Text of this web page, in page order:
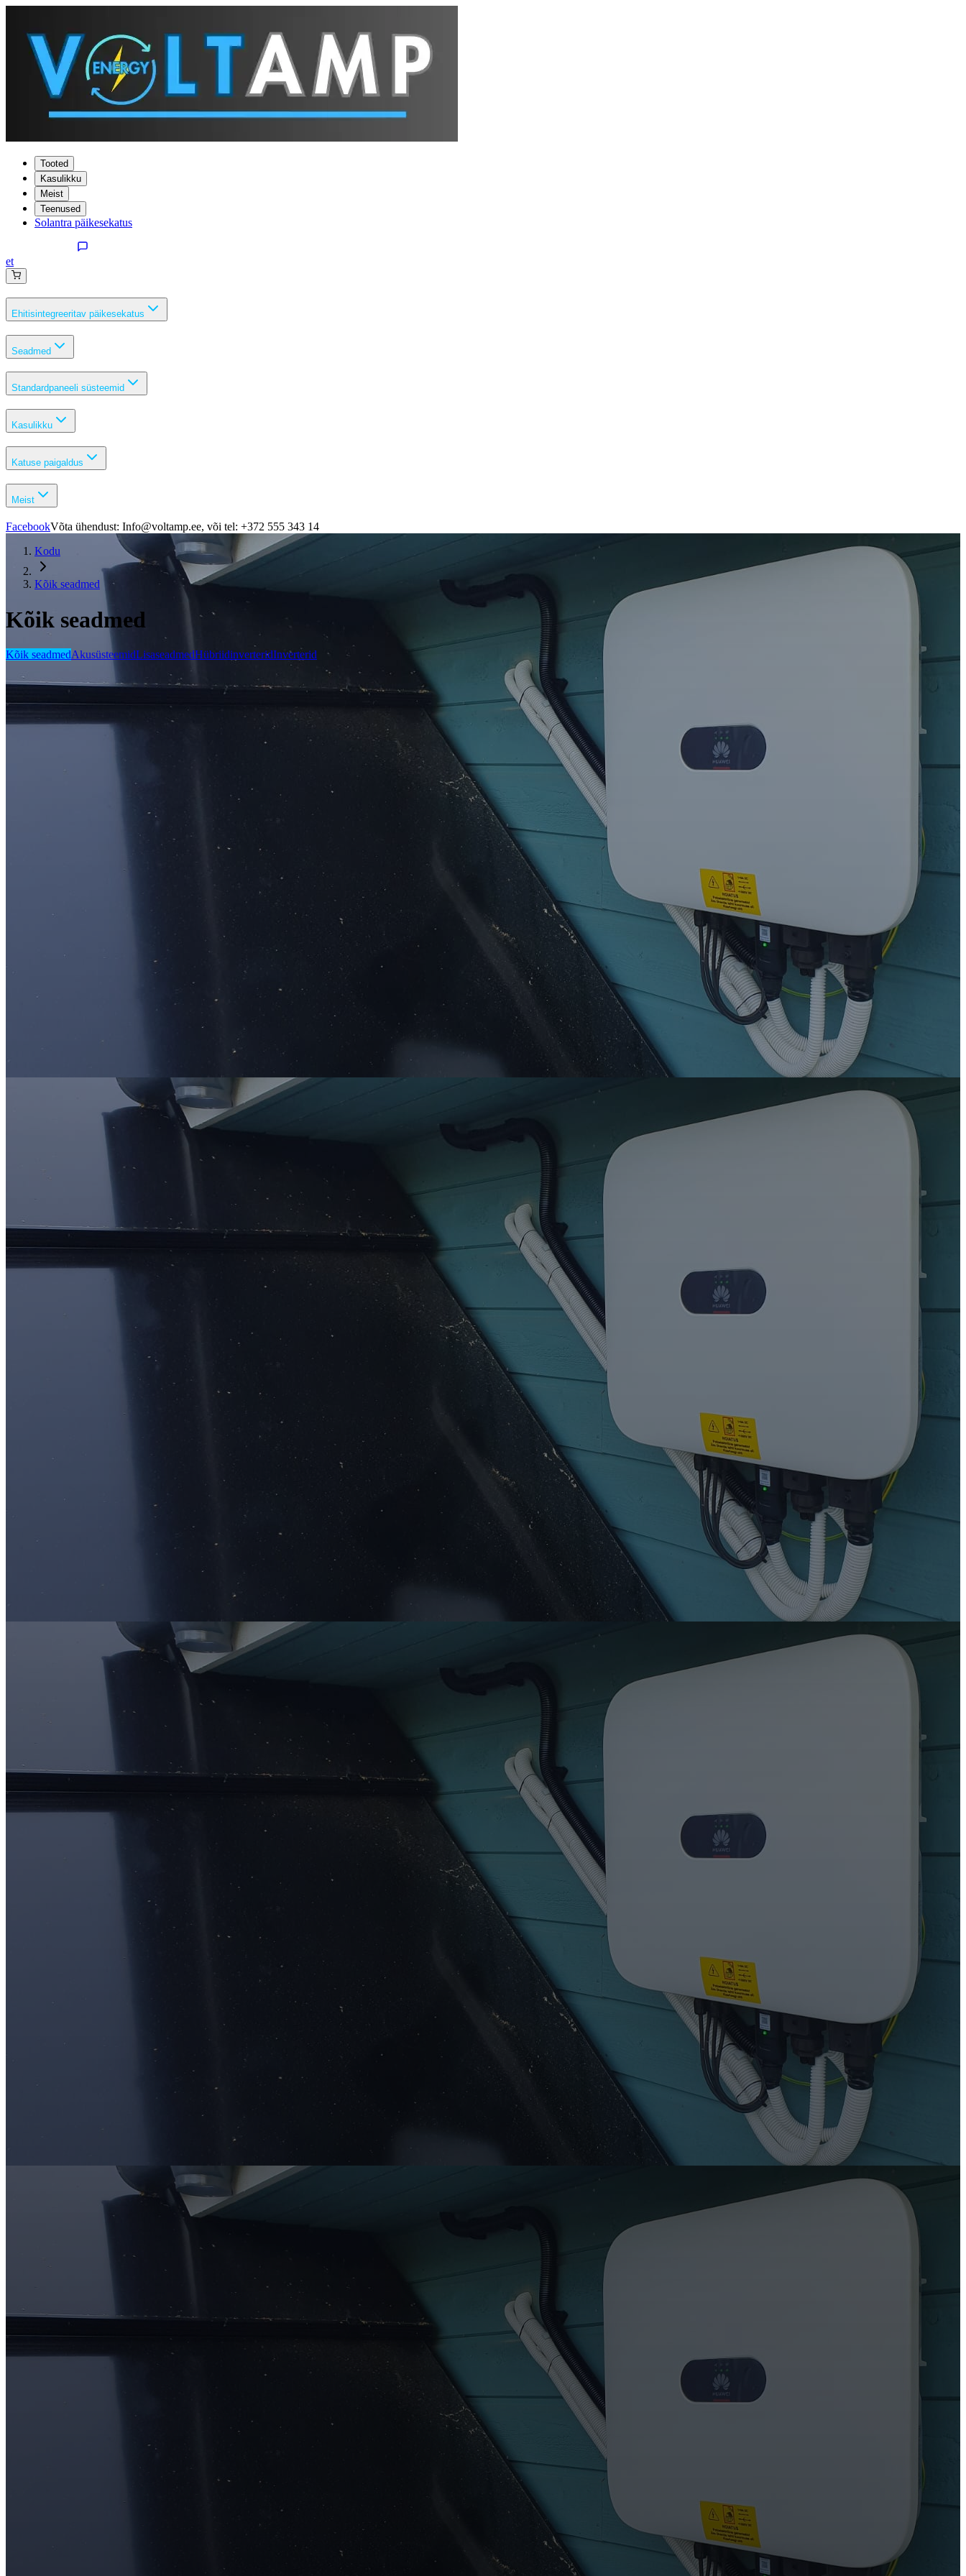
Tooted
Kasulikku
Meist
Teenused
Solantra päikesekatus
et
Ehitisintegreeritav päikesekatus
Seadmed
Standardpaneeli süsteemid
Kasulikku
Katuse paigaldus
Meist
FacebookVõta ühendust: Info@voltamp.ee, või tel: +372 555 343 14
Kodu
Kõik seadmed
Kõik seadmed
Kõik seadmedAkusüsteemidLisaseadmedHübriidinverteridInverterid